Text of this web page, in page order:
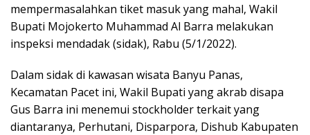
mempermasalahkan tiket masuk yang mahal, Wakil
Bupati Mojokerto Muhammad Al Barra melakukan
inspeksi mendadak (sidak), Rabu (5/1/2022).
Dalam sidak di kawasan wisata Banyu Panas,
Kecamatan Pacet ini, Wakil Bupati yang akrab disapa
Gus Barra ini menemui stockholder terkait yang
diantaranya, Perhutani, Disparpora, Dishub Kabupaten